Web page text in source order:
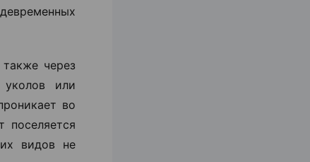
через
уколов или
во
поселяется
видов не